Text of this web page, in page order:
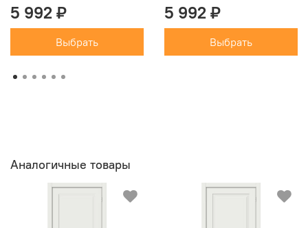
5 992 ₽
Выбрать
5 992 ₽
Выбрать
Аналогичные товары